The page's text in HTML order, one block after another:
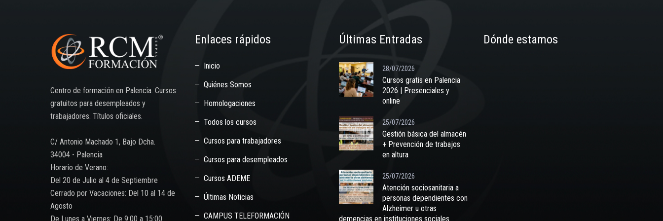
Centro de formación en Palencia. Cursos
gratuitos para desempleados y
trabajadores. Títulos oficiales.
C/ Antonio Machado 1, Bajo Dcha.
34004 - Palencia
Horario de Verano:
Del 20 de Julio al 4 de Septiembre
Cerrado por Vacaciones: Del 10 al 14 de
Agosto
De Lunes a Viernes: De 9:00 a 15:00
Enlaces rápidos
Inicio
Quiénes Somos
Homologaciones
Todos los cursos
Cursos para trabajadores
Cursos para desempleados
Cursos ADEME
Últimas Noticias
CAMPUS TELEFORMACIÓN
Últimas Entradas
28/07/2026
Cursos gratis en Palencia
2026 | Presenciales y
online
25/07/2026
Gestión básica del almacén
+ Prevención de trabajos
en altura
25/07/2026
Atención sociosanitaria a
personas dependientes con
Alzheimer u otras
demencias en instituciones sociales
Dónde estamos